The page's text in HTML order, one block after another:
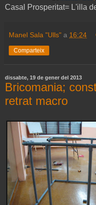
Casal Prosperitat= L'illa
Manel Sala "Ulls" a 16:24
Comparteix
dissabte, 19 de gener del 2013
Bricomania;
retrat macro